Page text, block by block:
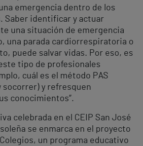
emergencia dentro de los
Saber identificar y actuar
una situación de emergencia
una parada cardiorrespiratoria o
puede salvar vidas. Por eso, es
tipo de profesionales
cuál es el método PAS
socorrer) y refresquen
conocimientos”.
celebrada en el CEIP San José
se enmarca en el proyecto
un programa educativo